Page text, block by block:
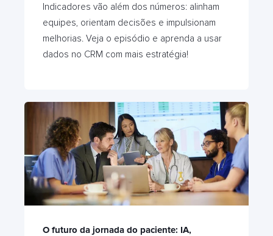
Indicadores vão além dos números: alinham
equipes, orientam decisões e impulsionam
melhorias. Veja o episódio e aprenda a usar
dados no CRM com mais estratégia!
O futuro da jornada do paciente: IA,